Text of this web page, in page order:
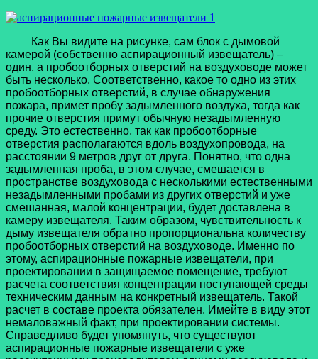
Как Вы видите на рисунке, сам блок с дымовой
камерой (собственно аспирационный извещатель) –
один, а пробоотборных отверстий на воздуховоде может
быть несколько. Соответственно, какое то одно из этих
пробоотборных отверстий, в случае обнаружения
пожара, примет пробу задымленного воздуха, тогда как
прочие отверстия примут обычную незадымленную
среду. Это естественно, так как пробоотборные
отверстия располагаются вдоль воздухопровода, на
расстоянии 9 метров друг от друга. Понятно, что одна
задымленная проба, в этом случае, смешается в
пространстве воздуховода с несколькими естественными
незадымленными пробами из других отверстий и уже
смешанная, малой концентрации, будет доставлена в
камеру извещателя. Таким образом, чувствительность к
дыму извещателя обратно пропорциональна количеству
пробоотборных отверстий на воздуховоде. Именно по
этому, аспирационные пожарные извещатели, при
проектировании в защищаемое помещение, требуют
расчета соответствия концентрации поступающей среды
техническим данным на конкретный извещатель. Такой
расчет в составе проекта обязателен. Имейте в виду этот
немаловажный факт, при проектировании системы.
Справедливо будет упомянуть, что существуют
аспирационные пожарные извещатели с уже